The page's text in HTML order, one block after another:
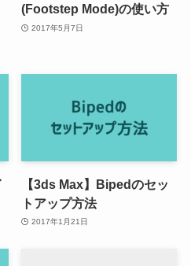
(Footstep Mode)の使い方
2017年5月7日
【3ds Max】Bipedのセッ
トアップ方法
2017年1月21日